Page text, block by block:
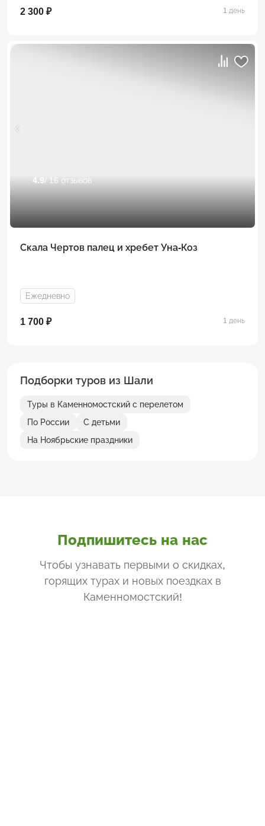
2 300 ₽ 1 день
4.9 / 16 отзывов
Скала Чертов палец и хребет Уна-Коз
Ежедневно
1 700 ₽ 1 день
Подборки туров из Шали
Туры в Каменномостский с перелетом
По России
С детьми
На Ноябрьские праздники
Подпишитесь на нас
Чтобы узнавать первыми о скидках,
горящих турах и новых поездкахв
Каменномостский!